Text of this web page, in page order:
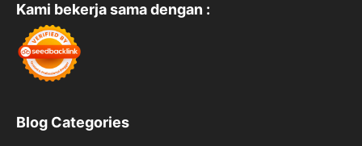
Kami bekerja sama dengan :
Blog Categories